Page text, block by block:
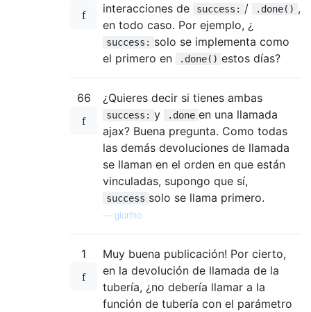
interacciones de
success: / .done() ,
en todo caso. Por ejemplo, ¿
success: solo se implementa como
el primero en
.done() estos días?
66 ¿Quieres decir si tienes ambas
success: y .done en una llamada
ajax? Buena pregunta. Como todas
las demás devoluciones de llamada
se llaman en el orden en que están
vinculadas, supongo que sí,
success solo se llama primero.
glortho
1
Muy buena publicación! Por cierto,
en la devolución de llamada de la
tubería, ¿no debería llamar a la
función de tubería con el parámetro